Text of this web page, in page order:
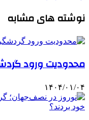
نوشته های مشابه
محدودیت‌ ورود
۱۴۰۴/۰۱/۰۴